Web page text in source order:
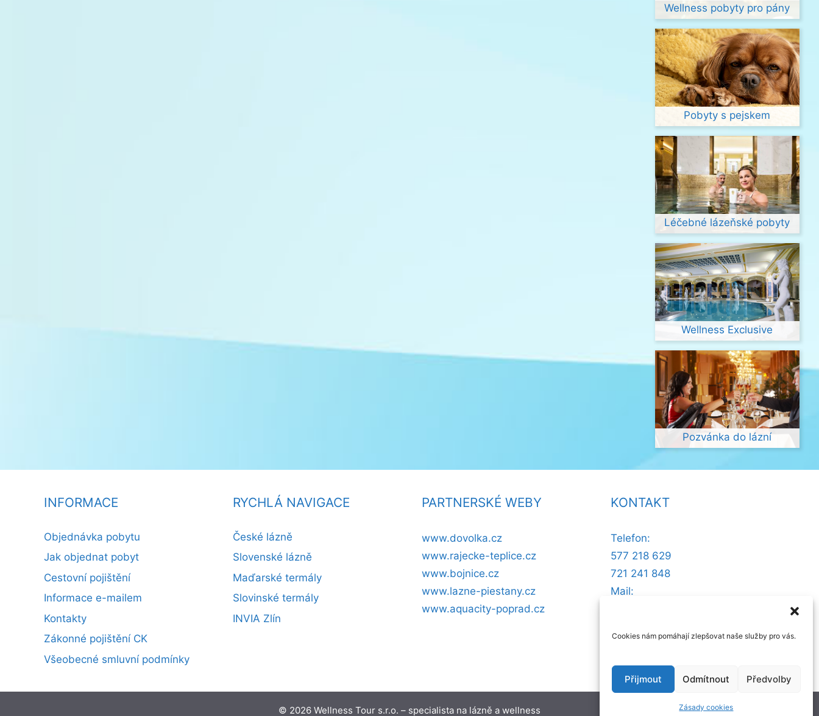
Cookies nám pomáhají zlepšovat naše služby pro vás.
Přijmout Odmítnout Předvolby
Zásady cookies
Wellness pobyty pro pány
Pobyty s pejskem
Léčebné lázeňské pobyty
Wellness Exclusive
Pozvánka do lázní
INFORMACE
Objednávka pobytu
Jak objednat pobyt
Cestovní pojištění
Informace e-mailem
Kontakty
Zákonné pojištění CK
Všeobecné smluvní podmínky
RYCHLÁ NAVIGACE
České lázně
Slovenské lázně
Maďarské termály
Slovinské termály
INVIA Zlín
PARTNERSKÉ WEBY
www.dovolka.cz
www.rajecke-teplice.cz
www.bojnice.cz
www.lazne-piestany.cz
www.aquacity-poprad.cz
KONTAKT
Telefon:
577 218 629
721 241 848
Mail:
© 2026 Wellness Tour s.r.o. – specialista na lázně a wellness